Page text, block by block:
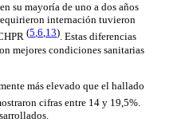
su mayoría de uno a dos años
internación tuvieron
(5,6,13). Estas diferencias
mejores condiciones sanitarias
más elevado que el hallado
cifras entre 14 y 19,5%.